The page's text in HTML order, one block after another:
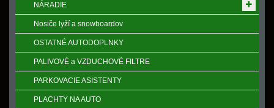
NÁRADIE
Nosiče lyží a snowboardov
OSTATNÉ AUTODOPLNKY
PALIVOVÉ a VZDUCHOVÉ FILTRE
PARKOVACIE ASISTENTY
PLACHTY NA AUTO